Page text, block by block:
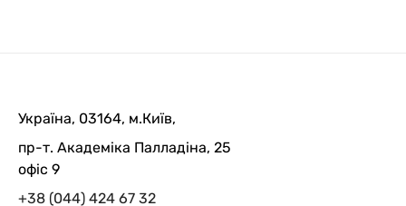
Україна, 03164, м.Київ,
пр-т. Академіка Палладіна, 25
офіс 9
+38 (044) 424 67 32